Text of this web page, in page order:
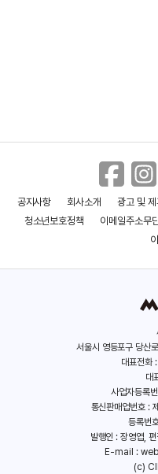
공지사항 회사소개 광고 및 제
청소년보호정책
이메일주소무
서울시 영등포구 당산
대표전
대
사업자등
통신판매업번호
등록번
발행인 : 장영엽,
E-mail :
(c)